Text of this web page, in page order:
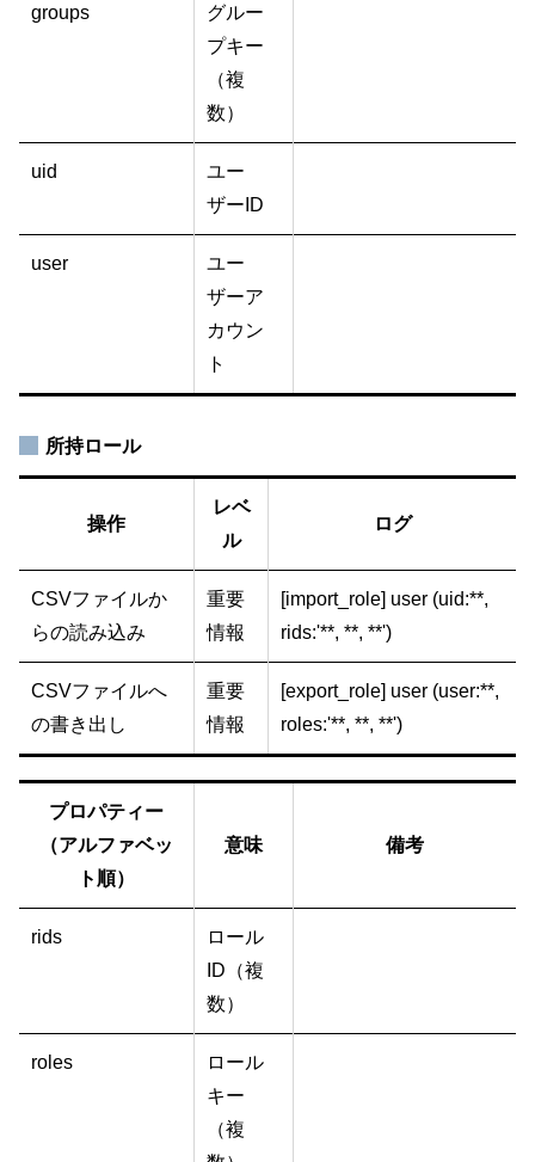
groups
グルー
プキー
（複
数）
uid
ユー
ザーID
user
ユー
ザーア
カウン
ト
所持ロール
操作
レベ
ル
ログ
CSVファイルか
らの読み込み
重要
情報
[import_role] user (uid:**,
rids:'**, **, **')
CSVファイルへ
の書き出し
重要
情報
[export_role] user (user:**,
roles:'**, **, **')
プロパティー
（アルファベッ
ト順）
意味 備考
rids
ロール
ID（複
数）
roles
ロール
キー
（複